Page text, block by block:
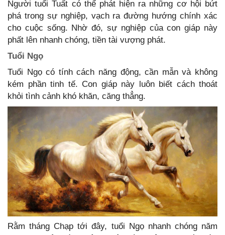
Người tuổi Tuất có thể phát hiện ra những cơ hội bứt
phá trong sự nghiệp, vạch ra đường hướng chính xác
cho cuộc sống. Nhờ đó, sự nghiệp của con giáp này
phất lên nhanh chóng, tiền tài vượng phát.
Tuổi Ngọ
Tuổi Ngọ có tính cách năng động, cần mẫn và không
kém phần tinh tế. Con giáp này luôn biết cách thoát
khỏi tình cảnh khó khăn, căng thẳng.
Rằm tháng Chạp tới đây, tuổi Ngọ nhanh chóng năm